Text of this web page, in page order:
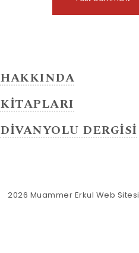
HAKKINDA
KİTAPLARI
DİVANYOLU DERGİSİ
2026 Muammer Erkul Web Sitesi